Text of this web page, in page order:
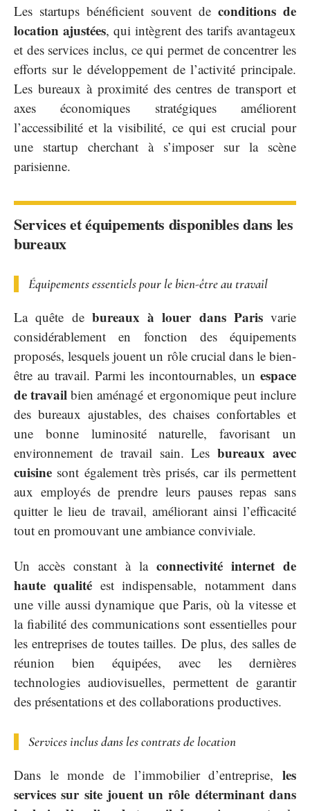
Les startups bénéficient souvent de conditions de
location ajustées, qui intègrent des tarifs avantageux
et des services inclus, ce qui permet de concentrer les
efforts sur le développement de l’activité principale.
Les bureaux à proximité des centres de transport et
axes économiques stratégiques améliorent
l’accessibilité et la visibilité, ce qui est crucial pour
une startup cherchant à s’imposer sur la scène
parisienne.
Services et équipements disponibles dans les
bureaux
Équipements essentiels pour le bien-être au travail
La quête de bureaux à louer dans Parisvarie
considérablement en fonction des équipements
proposés, lesquels jouent un rôle crucial dans le bien-
être au travail. Parmi les incontournables, un espace
de travail bien aménagé et ergonomique peut inclure
des bureaux ajustables, des chaises confortables et
une bonne luminosité naturelle, favorisant un
environnement de travail sain. Lesbureaux avec
cuisine sont également très prisés, car ils permettent
aux employés de prendre leurs pauses repas sans
quitter le lieu de travail, améliorant ainsi l’efficacité
tout en promouvant une ambiance conviviale.
Un accès constant à la connectivité internet de
haute qualité est indispensable, notamment dans
une ville aussi dynamique que Paris, où la vitesse et
la fiabilité des communications sont essentielles pour
les entreprises de toutes tailles. De plus, des salles de
réunion bien équipées, avec les dernières
technologies audiovisuelles, permettent de garantir
des présentations et des collaborations productives.
Services inclus dans les contrats de location
Dans le monde de l’immobilier d’entreprise, les
services sur site jouent un rôle déterminant dans